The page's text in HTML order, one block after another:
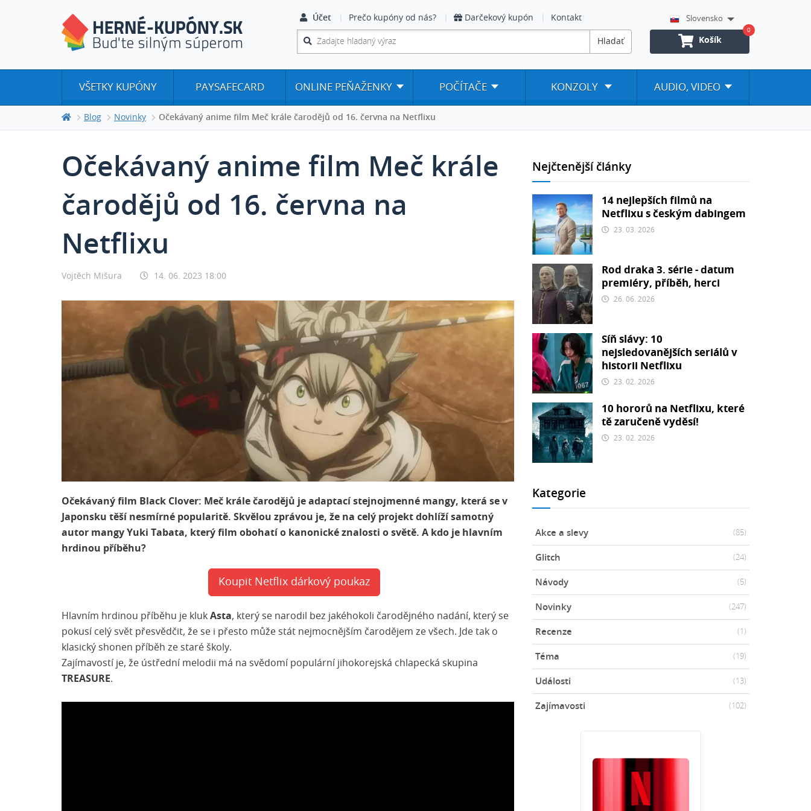
Účet Prečo kupóny od nás? Darčekový kupón Kontakt Slovensko
Hladať Košík
0
VŠETKY KUPÓNY PAYSAFECARD ONLINE PEŇAŽENKY POČÍTAČE KONZOLY AUDIO, VIDEO
Blog Novinky Očekávaný anime film Meč krále čarodějů od 16. června na Netflixu
Očekávaný anime film Meč krále
čarodějů od 16. června na
Netflixu
Vojtěch Mišura 14. 06. 2023 18:00
Očekávaný film Black Clover: Meč krále čarodějů je adaptací stejnojmenné mangy, která se v
Japonsku těší nesmírné popularitě. Skvělou zprávou je, že na celý projekt dohlíží samotný
autor mangy Yuki Tabata, který film obohatí o kanonické znalosti o světě. A kdo je hlavním
hrdinou příběhu?
Koupit Netflix dárkový poukaz
Hlavním hrdinou příběhu je kluk Asta, který se narodil bez jakéhokoli čarodějného nadání, který se
pokusí celý svět přesvědčit, že se i přesto může stát nejmocnějším čarodějem ze všech. Jde tak o
klasický shonen příběh ze staré školy.
Zajímavostí je, že ústřední melodii má na svědomí populární jihokorejská chlapecká skupina
TREASURE.
Nejčtenější články
14 nejlepších filmů na
Netflixu s českým dabingem
23. 03. 2026
Rod draka 3. série - datum
premiéry, příběh, herci
26. 06. 2026
Síň slávy: 10
nejsledovanějších seriálů v
historii Netflixu
23. 02. 2026
10 hororů na Netflixu, které
tě zaručeně vyděsí!
23. 02. 2026
Kategorie
Akce a slevy (85)
Glitch (24)
Návody (5)
Novinky (247)
Recenze (1)
Téma (19)
Události (13)
Zajímavosti (102)